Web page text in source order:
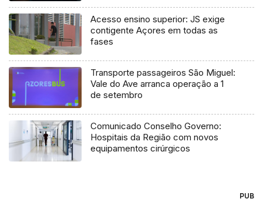
Acesso ensino superior: JS exige
contigente Açores em todas as
fases
Transporte passageiros São Miguel:
Vale do Ave arranca operação a 1
de setembro
Comunicado Conselho Governo:
Hospitais da Região com novos
equipamentos cirúrgicos
PUB